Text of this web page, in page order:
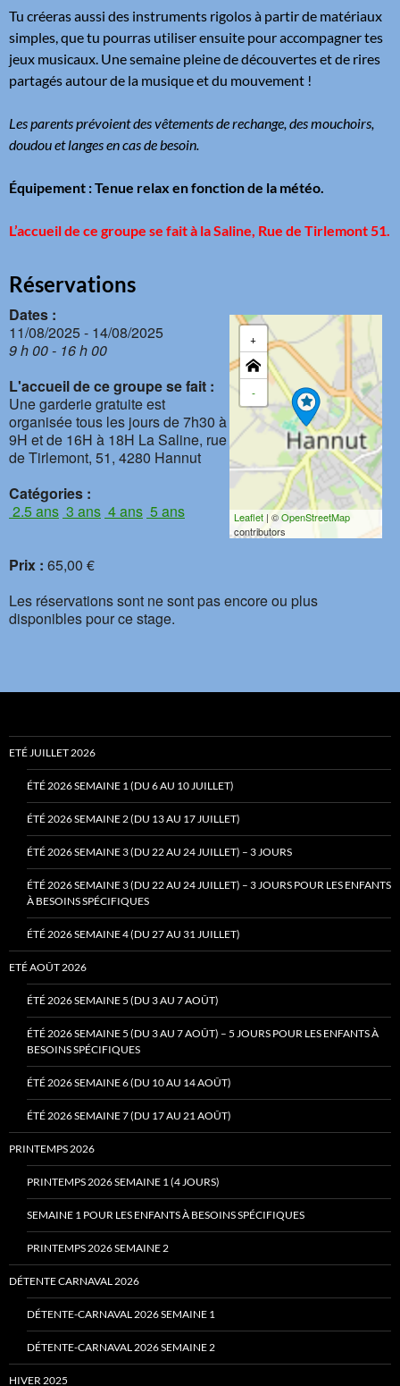
Tu créeras aussi des instruments rigolos à partir de matériaux
simples, que tu pourras utiliser ensuite pour accompagner tes
jeux musicaux. Une semaine pleine de découvertes et de rires
partagés autour de la musique et du mouvement !
Les parents prévoient des vêtements de rechange, des mouchoirs,
doudou et langes en cas de besoin.
Équipement : Tenue relax en fonction de la météo.
L’accueil de ce groupe se fait à la Saline, Rue de Tirlemont 51.
Réservations
+
-
Leaflet| ©OpenStreetMap
contributors
Dates :
11/08/2025 - 14/08/2025
9 h 00 - 16 h 00
L'accueil de ce groupe se fait :
Une garderie gratuite est
organisée tous les jours de 7h30 à
9H et de 16H à 18H La Saline, rue
de Tirlemont, 51, 4280 Hannut
Catégories :
2.5 ans 3 ans 4 ans 5 ans
Prix : 65,00 €
Les réservations sont ne sont pas encore ou plus
disponibles pour ce stage.
ETÉ JUILLET 2026
ÉTÉ 2026 SEMAINE 1 (DU 6 AU 10 JUILLET)
ÉTÉ 2026 SEMAINE 2 (DU 13 AU 17 JUILLET)
ÉTÉ 2026 SEMAINE 3 (DU 22 AU 24 JUILLET) – 3 JOURS
ÉTÉ 2026 SEMAINE 3 (DU 22 AU 24 JUILLET) – 3 JOURS POUR LES ENFANTS
À BESOINS SPÉCIFIQUES
ÉTÉ 2026 SEMAINE 4 (DU 27 AU 31 JUILLET)
ETÉ AOÛT 2026
ÉTÉ 2026 SEMAINE 5 (DU 3 AU 7 AOÛT)
ÉTÉ 2026 SEMAINE 5 (DU 3 AU 7 AOÛT) – 5 JOURS POUR LES ENFANTS À
BESOINS SPÉCIFIQUES
ÉTÉ 2026 SEMAINE 6 (DU 10 AU 14 AOÛT)
ÉTÉ 2026 SEMAINE 7 (DU 17 AU 21 AOÛT)
PRINTEMPS 2026
PRINTEMPS 2026 SEMAINE 1 (4 JOURS)
SEMAINE 1 POUR LES ENFANTS À BESOINS SPÉCIFIQUES
PRINTEMPS 2026 SEMAINE 2
DÉTENTE CARNAVAL 2026
DÉTENTE-CARNAVAL 2026 SEMAINE 1
DÉTENTE-CARNAVAL 2026 SEMAINE 2
HIVER 2025